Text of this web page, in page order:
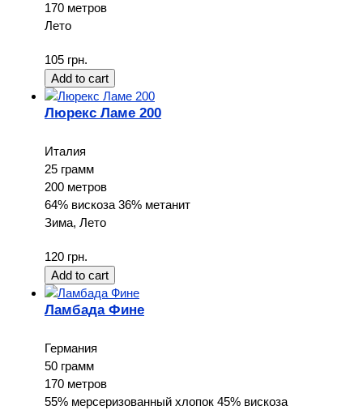
170 метров
Лето
105 грн.
Люрекс Ламе 200
Италия
25 грамм
200 метров
64% вискоза 36% метанит
Зима, Лето
120 грн.
Ламбада Фине
Германия
50 грамм
170 метров
55% мерсеризованный хлопок 45% вискоза